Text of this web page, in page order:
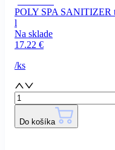
POLY SPA SANITIZER
l
Na sklade
17.22 €
/ks
Do košíka